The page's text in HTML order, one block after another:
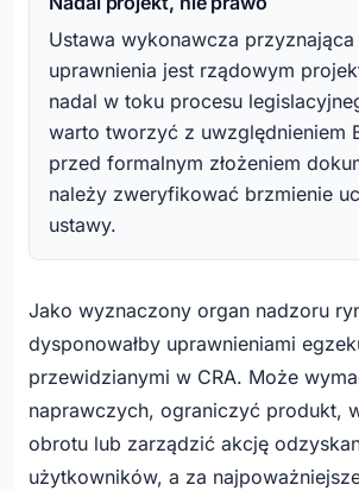
Ustawa wykonawcza przyznająca
uprawnienia jest rządowym
nadal w toku procesu
warto tworzyć z uwzględnieniem
przed formalnym złożeniem
należy zweryfikować brzmienie
ustawy.
Jako wyznaczony organ nadzoru
dysponowałby uprawnieniami
przewidzianymi w CRA. Może
naprawczych, ograniczyć produkt,
obrotu lub zarządzić akcję
użytkowników, a za